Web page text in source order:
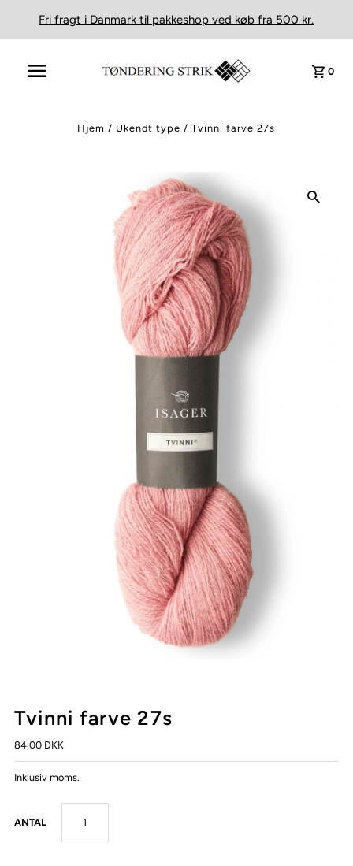
Fri fragt i Danmark til pakkeshop ved køb fra 500 kr.
0
Hjem / Ukendt type /Tvinni farve 27s
Tvinni farve 27s
84,00 DKK
Inklusiv moms.
ANTAL